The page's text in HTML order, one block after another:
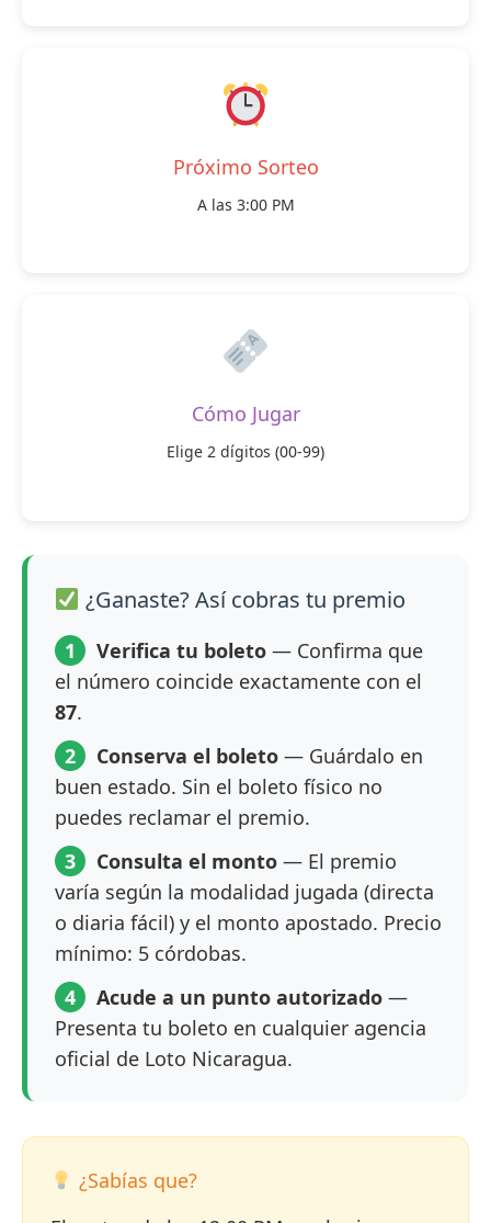
Próximo Sorteo
A las 3:00 PM
Cómo Jugar
Elige 2 dígitos (00-99)
¿Ganaste? Así cobras tu premio
1 Verifica tu boleto — Confirma que
el número coincide exactamente con el
87.
2
Conserva el boleto — Guárdalo en
buen estado. Sin el boleto físico no
puedes reclamar el premio.
3
Consulta el monto — El premio
varía según la modalidad jugada (directa
o diaria fácil) y el monto apostado. Precio
mínimo: 5 córdobas.
4
Acude a un punto autorizado —
Presenta tu boleto en cualquier agencia
oficial de Loto Nicaragua.
¿Sabías que?